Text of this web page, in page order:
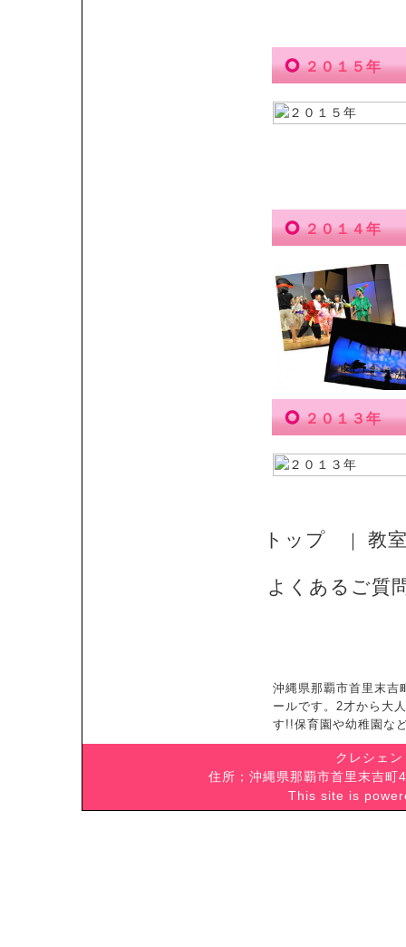
２０１５年
２０１４年
２０１３年
トップ ｜ 教
よくあるご質
沖縄県那覇市首里末吉
ールです。2才から大
す!!保育園や幼稚園な
クレシェ
住所；沖縄県那覇市首里末吉
This site is